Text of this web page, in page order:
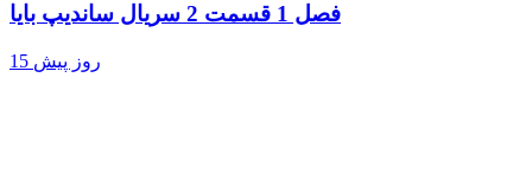
فصل 1 قسمت 2 سریال ساندیپ بایا
15 روز پیش